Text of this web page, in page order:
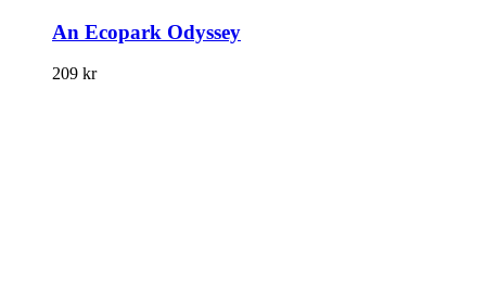
An Ecopark Odyssey
209 kr